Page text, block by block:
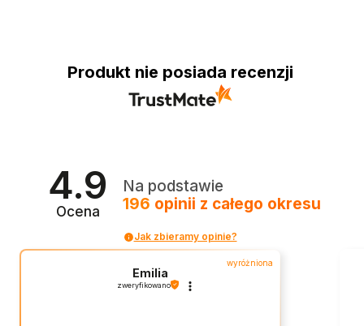
Produkt nie posiada recenzji
4.9
Ocena
Na podstawie
196 opinii z całego okresu
Jak zbieramy opinie?
wyróżniona
Emilia
zweryfikowano